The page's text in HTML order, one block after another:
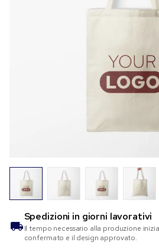
Spedizioni in giorni lavorativi
Il tempo necessario alla produzione
confermato e il design approvato.